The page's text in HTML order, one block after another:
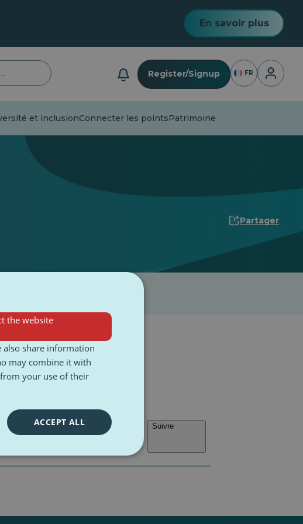
En savoir plus
Register/Signup FR
et inclusionConnecter les pointsPatrimoine
Partager
Suivre
the website
also share information
may combine it with
your use of their
ACCEPT ALL